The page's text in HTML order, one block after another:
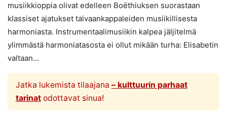
musiikkioppia olivat edelleen Boëthiuksen suorastaan
klassiset ajatukset taivaankappaleiden musiikillisesta
harmoniasta. Instrumentaalimusiikin kalpea jäljitelmä
ylimmästä harmoniatasosta ei ollut mikään turha: Elisabetin
valtaan...
Jatka lukemista tilaajana – kulttuurin parhaat
tarinatodottavat sinua!